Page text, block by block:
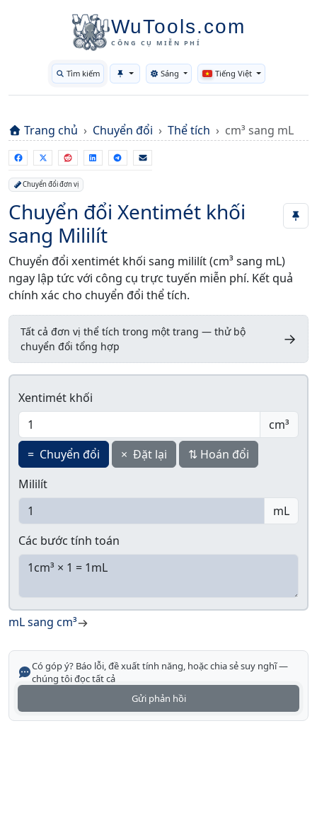
WuTools.com
CÔNG CỤ MIỄN PHÍ
Tìm kiếm Toggle theme
Sáng Tiếng Việt
Trang chủ Chuyển đổi Thể tích cm³ sang mL
Chuyển đổi đơn vị
Chuyển đổi Xentimét khối
sang Mililít
Chuyển đổi xentimét khối sang mililít (cm³ sang mL)
ngay lập tức với công cụ trực tuyến miễn phí. Kết quả
chính xác cho chuyển đổi thể tích.
Tất cả đơn vị thể tích trong một trang — thử bộ
chuyển đổi tổng hợp
→
Xentimét khối
cm³
= Chuyển đổi × Đặt lại ⇅ Hoán đổi
Mililít
mL
Các bước tính toán
mL sang cm³
Có góp ý? Báo lỗi, đề xuất tính năng, hoặc chia sẻ suy nghĩ —
chúng tôi đọc tất cả
Gửi phản hồi